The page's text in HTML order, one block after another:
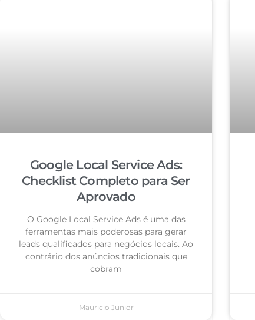
Google Local Service Ads:
Checklist Completo para Ser
Aprovado
O Google Local Service Ads é uma das
ferramentas mais poderosas para gerar
leads qualificados para negócios locais. Ao
contrário dos anúncios tradicionais que
cobram
Mauricio Junior